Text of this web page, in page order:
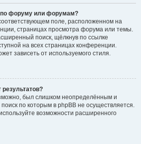
по форуму или форумам?
поле, расположенном на
страницах просмотра форума или темы.
поиск, щёлкнув по ссылке
на всех страницах конференции.
зависеть от используемого стиля.
был слишком неопределённым и
по которым в phpBB не осуществляется.
возможности расширенного